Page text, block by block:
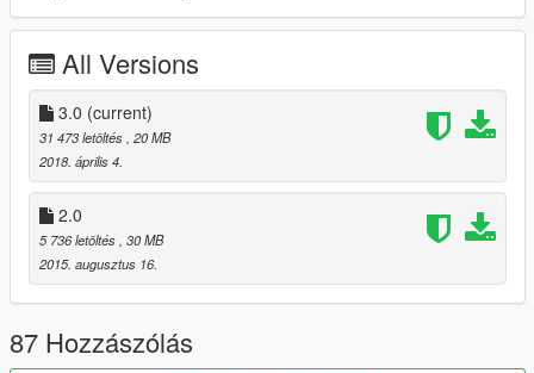
All Versions
3.0 (current)
31 473 letöltés , 20 MB
2018. április 4.
2.0
5 736 letöltés , 30 MB
2015. augusztus 16.
87 Hozzászólás